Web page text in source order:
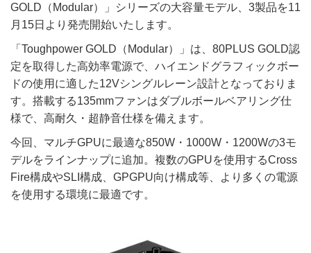
GOLD（Modular）」シリーズの大容量モデル、3製品を11
月15日より発売開始いたします。
「Toughpower GOLD（Modular）」は、80PLUS GOLD認
定を取得した高効率電源で、ハイエンドグラフィックボー
ドの使用に適した12Vシングルレーン設計となっておりま
す。搭載する135mmファンはダブルボールベアリング仕
様で、高耐久・超静音仕様を備えます。
今回、マルチGPUに最適な850W・1000W・1200Wの3モ
デルをラインナップに追加。複数のGPUを使用するCross
Fire構成やSLI構成、GPGPU向け構成等、より多くの電源
を使用する環境に最適です。